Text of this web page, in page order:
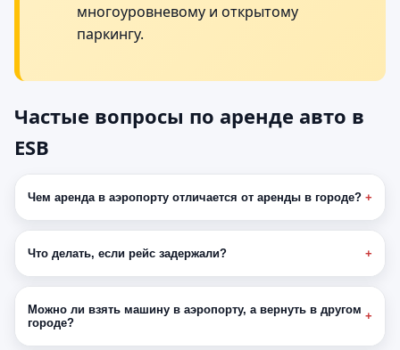
многоуровневому и открытому
паркингу.
Частые вопросы по аренде авто в
ESB
Чем аренда в аэропорту отличается от аренды в городе?
Что делать, если рейс задержали?
Можно ли взять машину в аэропорту, а вернуть в другом
городе?